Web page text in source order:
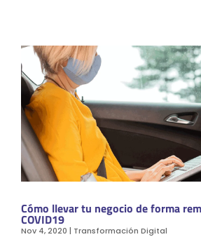
Cómo llevar tu negocio de forma
COVID19
Nov 4, 2020 | Transformación Digital